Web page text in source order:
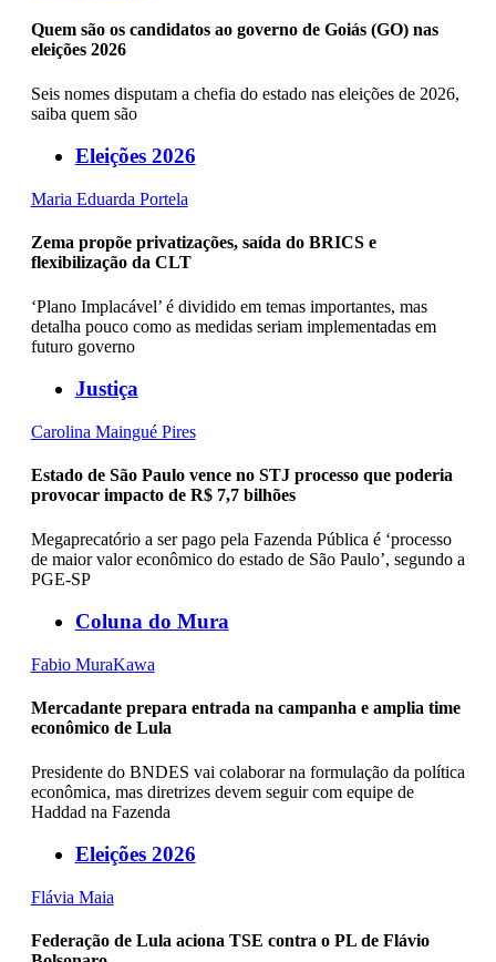
Quem são os candidatos ao governo de Goiás (GO) nas
eleições 2026
Seis nomes disputam a chefia do estado nas eleições de 2026,
saiba quem são
Eleições 2026
Maria Eduarda Portela
Zema propõe privatizações, saída do BRICS e
flexibilização da CLT
‘Plano Implacável’ é dividido em temas importantes, mas
detalha pouco como as medidas seriam implementadas em
futuro governo
Justiça
Carolina Maingué Pires
Estado de São Paulo vence no STJ processo que poderia
provocar impacto de R$ 7,7 bilhões
Megaprecatório a ser pago pela Fazenda Pública é ‘processo
de maior valor econômico do estado de São Paulo’, segundo a
PGE-SP
Coluna do Mura
Fabio MuraKawa
Mercadante prepara entrada na campanha e amplia time
econômico de Lula
Presidente do BNDES vai colaborar na formulação da política
econômica, mas diretrizes devem seguir com equipe de
Haddad na Fazenda
Eleições 2026
Flávia Maia
Federação de Lula aciona TSE contra o PL de Flávio